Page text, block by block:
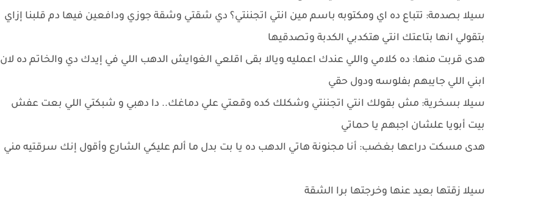
سيلا بصدمة: تتباع ده اي ومكتوبه باسم مين انتي اتجننتي؟ دي شقتي وشقة جوزي ودافعين فيها دم قلبنا إزاي
بتقولي انها بتاعتك انتي هتكدبي الكدبة وتصدقيها
هدى قربت منها: ده كلامي واللي عندك اعمليه ويالا بقى اقلعي الغوايش الدهب اللي في إيدك دي والخاتم ده لان
ابني اللي جايبهم بفلوسه ودول حقي
سيلا بسخرية: مش بقولك انتي اتجننتي وشكلك كده وقعتي علي دماغك.. دا دهبي و شبكتي اللي بعت عفش
بيت أبويا علشان اجبهم يا حماتي
هدى مسكت دراعها بغضب: أنا مجنونة هاتي الدهب ده يا بت بدل ما ألم عليكي الشارع وأقول إنك سرقتيه مني
سيلا زقتها بعيد عنها وخرجتها برا الشقة